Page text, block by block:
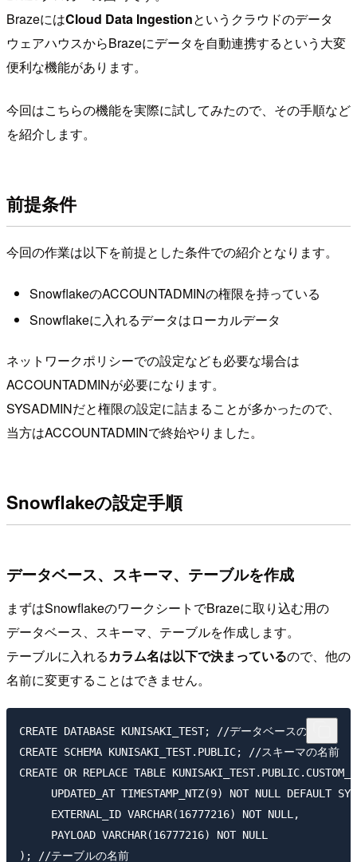
BrazeにはCloud Data Ingestionというクラウドのデータ
ウェアハウスからBrazeにデータを自動連携するという大変
便利な機能があります。
今回はこちらの機能を実際に試してみたので、その手順など
を紹介します。
前提条件
今回の作業は以下を前提とした条件での紹介となります。
SnowflakeのACCOUNTADMINの権限を持っている
Snowflakeに入れるデータはローカルデータ
ネットワークポリシーでの設定なども必要な場合は
ACCOUNTADMINが必要になります。
SYSADMINだと権限の設定に詰まることが多かったので、
当方はACCOUNTADMINで終始やりました。
Snowflakeの設定手順
データベース、スキーマ、テーブルを作成
まずはSnowflakeのワークシートでBrazeに取り込む用の
データベース、スキーマ、テーブルを作成します。
テーブルに入れるカラム名は以下で決まっているので、他の
名前に変更することはできません。
CREATE DATABASE KUNISAKI_TEST; //データベースの名前
CREATE SCHEMA KUNISAKI_TEST.PUBLIC; //スキーマの名前
CREATE OR REPLACE TABLE
UPDATED_AT TIMESTAMP_NTZ(9) NOT NULL DEFAULT
     EXTERNAL_ID VARCHAR(16777216) NOT NULL,
     PAYLOAD VARCHAR(16777216) NOT NULL